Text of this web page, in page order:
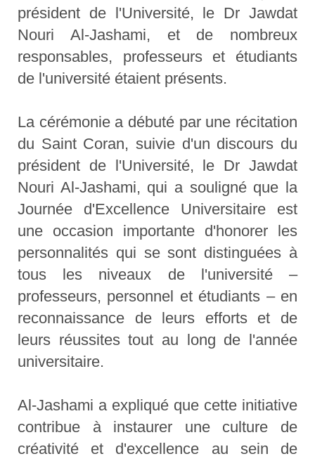
président de l'Université, le Dr Jawdat
Nouri Al-Jashami, et de nombreux
responsables, professeurs et étudiants
de l'université étaient présents.
La cérémonie a débuté par une récitation
du Saint Coran, suivie d'un discours du
président de l'Université, le Dr Jawdat
Nouri Al-Jashami, qui a souligné que la
Journée d'Excellence Universitaire est
une occasion importante d'honorer les
personnalités qui se sont distinguées à
tous les niveaux de l'université –
professeurs, personnel et étudiants – en
reconnaissance de leurs efforts et de
leurs réussites tout au long de l'année
universitaire.
Al-Jashami a expliqué que cette initiative
contribue à instaurer une culture de
créativité et d'excellence au sein de